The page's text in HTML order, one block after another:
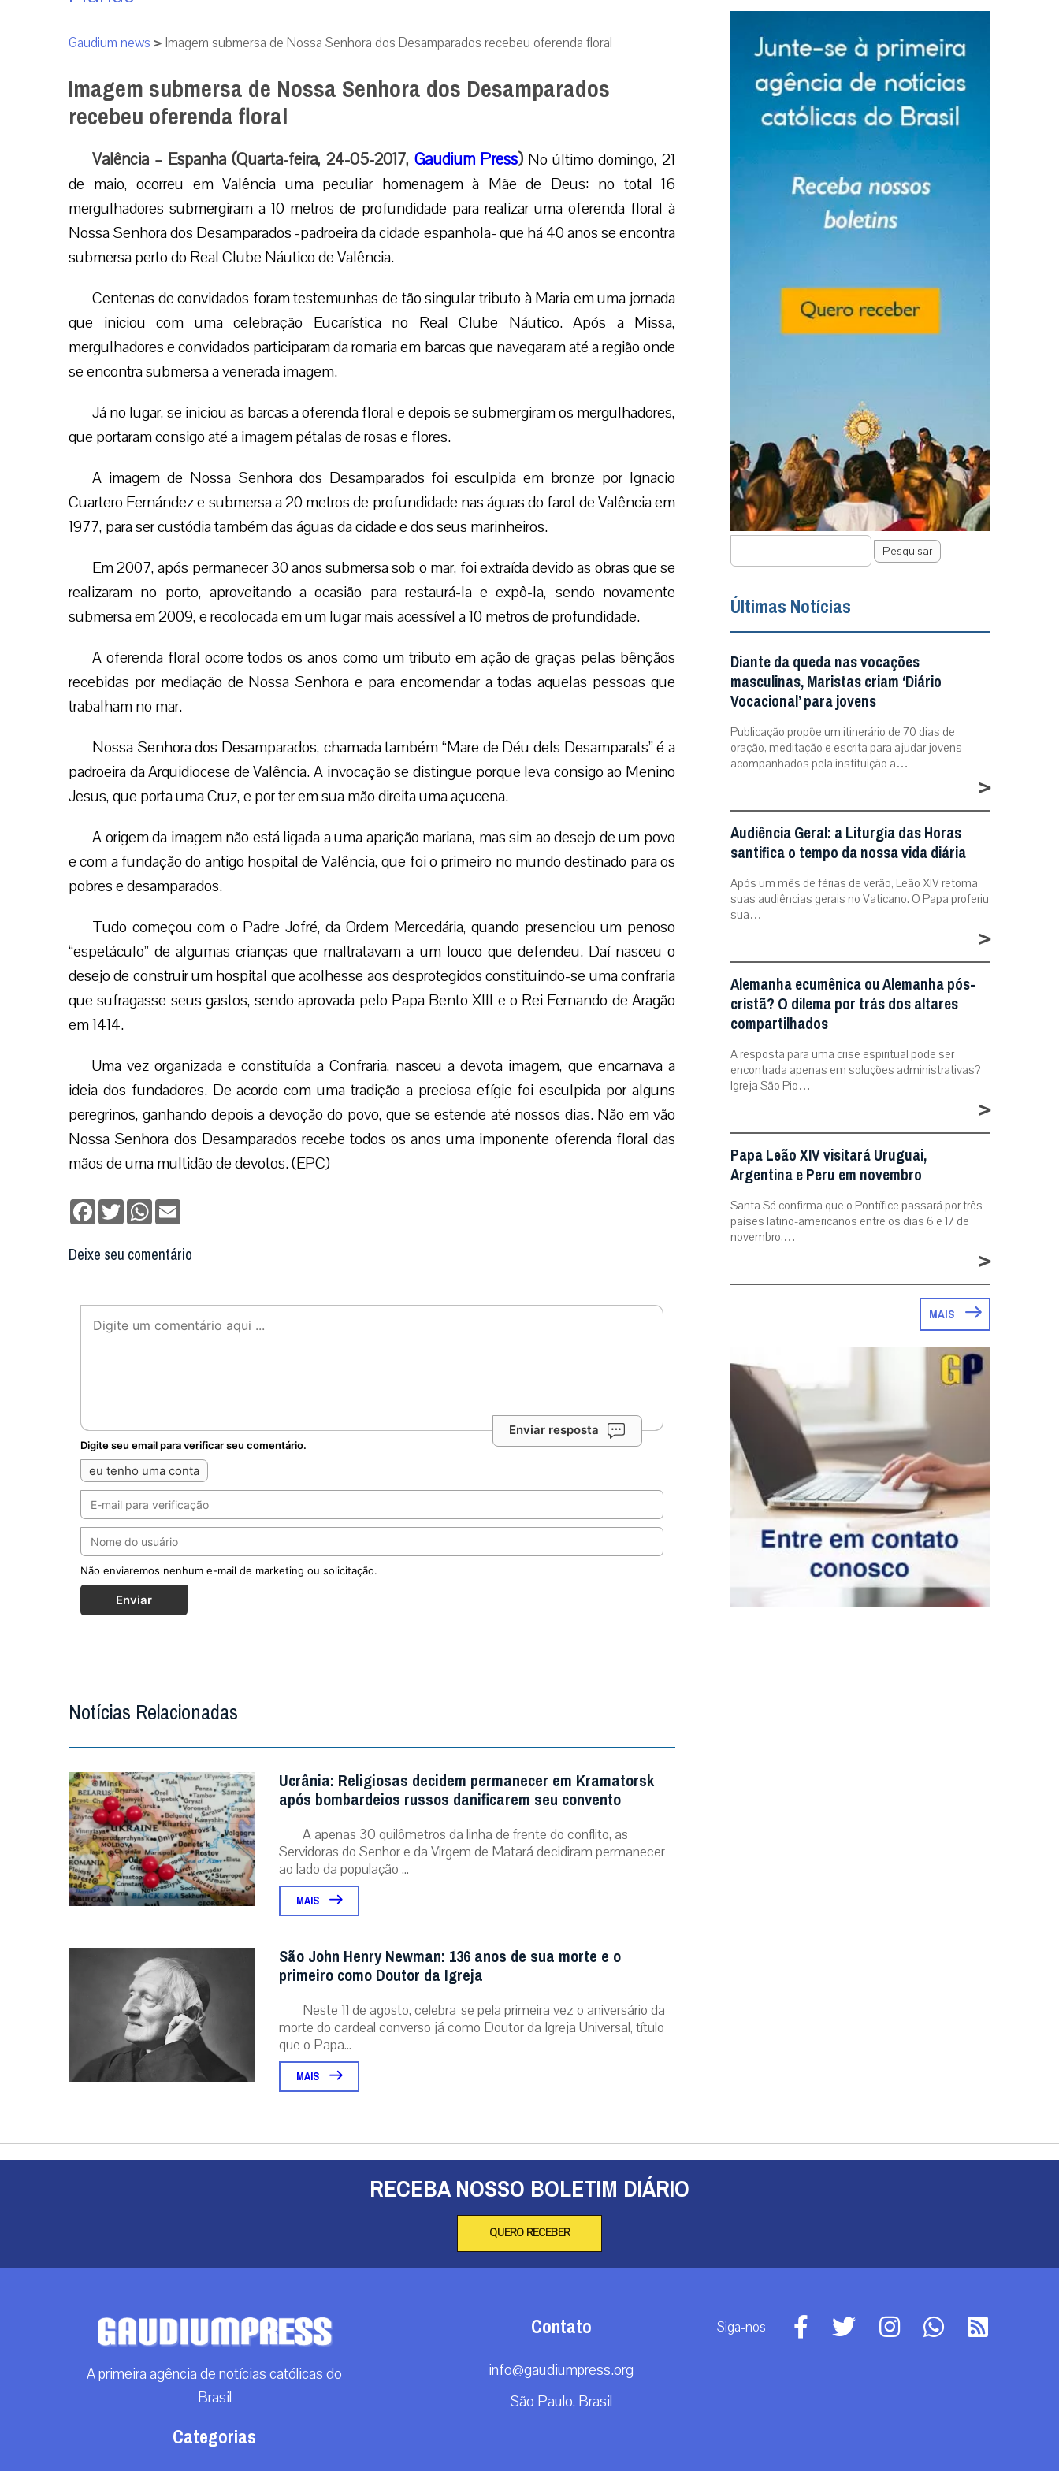
Gaudium news > Imagem submersa de Nossa Senhora dos Desamparados recebeu oferenda floral
Imagem submersa de Nossa Senhora dos Desamparados
recebeu oferenda floral
Valência – Espanha (Quarta-feira, 24-05-2017, Gaudium Press) No último domingo, 21
de maio, ocorreu em Valência uma peculiar homenagem à Mãe de Deus: no total 16
mergulhadores submergiram a 10 metros de profundidade para realizar uma oferenda floral à
Nossa Senhora dos Desamparados -padroeira da cidade espanhola- que há 40 anos se encontra
submersa perto do Real Clube Náutico de Valência.
Centenas de convidados foram testemunhas de tão singular tributo à Maria em uma jornada
que iniciou com uma celebração Eucarística no Real Clube Náutico. Após a Missa,
mergulhadores e convidados participaram da romaria em barcas que navegaram até a região onde
se encontra submersa a venerada imagem.
Já no lugar, se iniciou as barcas a oferenda floral e depois se submergiram os mergulhadores,
que portaram consigo até a imagem pétalas de rosas e flores.
A imagem de Nossa Senhora dos Desamparados foi esculpida em bronze por Ignacio
Cuartero Fernández e submersa a 20 metros de profundidade nas águas do farol de Valência em
1977, para ser custódia também das águas da cidade e dos seus marinheiros.
Em 2007, após permanecer 30 anos submersa sob o mar, foi extraída devido as obras que se
realizaram no porto, aproveitando a ocasião para restaurá-la e expô-la, sendo novamente
submersa em 2009, e recolocada em um lugar mais acessível a 10 metros de profundidade.
A oferenda floral ocorre todos os anos como um tributo em ação de graças pelas bênçãos
recebidas por mediação de Nossa Senhora e para encomendar a todas aquelas pessoas que
trabalham no mar.
Nossa Senhora dos Desamparados, chamada também “Mare de Déu dels Desamparats” é a
padroeira da Arquidiocese de Valência. A invocação se distingue porque leva consigo ao Menino
Jesus, que porta uma Cruz, e por ter em sua mão direita uma açucena.
A origem da imagem não está ligada a uma aparição mariana, mas sim ao desejo de um povo
e com a fundação do antigo hospital de Valência, que foi o primeiro no mundo destinado para os
pobres e desamparados.
Tudo começou com o Padre Jofré, da Ordem Mercedária, quando presenciou um penoso
“espetáculo” de algumas crianças que maltratavam a um louco que defendeu. Daí nasceu o
desejo de construir um hospital que acolhesse aos desprotegidos constituindo-se uma confraria
que sufragasse seus gastos, sendo aprovada pelo Papa Bento XIII e o Rei Fernando de Aragão
em 1414.
Uma vez organizada e constituída a Confraria, nasceu a devota imagem, que encarnava a
ideia dos fundadores. De acordo com uma tradição a preciosa efígie foi esculpida por alguns
peregrinos, ganhando depois a devoção do povo, que se estende até nossos dias. Não em vão
Nossa Senhora dos Desamparados recebe todos os anos uma imponente oferenda floral das
mãos de uma multidão de devotos. (EPC)
Facebook
TwitterWhatsApp
Deixe seu comentário
Enviar resposta
Digite seu email para verificar seu comentário.
eu tenho uma conta
Não enviaremos nenhum e-mail de marketing ou solicitação.
Enviar
Notícias Relacionadas
Ucrânia: Religiosas decidem permanecer em Kramatorsk
após bombardeios russos danificarem seu convento
A apenas 30 quilômetros da linha de frente do conflito, as
Servidoras do Senhor e da Virgem de Matará decidiram permanecer
ao lado da população ...
MAIS
São John Henry Newman: 136 anos de sua morte e o
primeiro como Doutor da Igreja
Neste 11 de agosto, celebra-se pela primeira vez o aniversário da
morte do cardeal converso já como Doutor da Igreja Universal, título
que o Papa...
MAIS
Pesquisar
Últimas Notícias
Diante da queda nas vocações
masculinas, Maristas criam ‘Diário
Vocacional’ para jovens
Publicação propõe um itinerário de 70 dias de
oração, meditação e escrita para ajudar jovens
acompanhados pela instituição a…
>
Audiência Geral: a Liturgia das Horas
santifica o tempo da nossa vida diária
Após um mês de férias de verão, Leão XIV retoma
suas audiências gerais no Vaticano. O Papa proferiu
sua…
>
Alemanha ecumênica ou Alemanha pós-
cristã? O dilema por trás dos altares
compartilhados
A resposta para uma crise espiritual pode ser
encontrada apenas em soluções administrativas?
Igreja São Pio…
>
Papa Leão XIV visitará Uruguai,
Argentina e Peru em novembro
Santa Sé confirma que o Pontífice passará por três
países latino-americanos entre os dias 6 e 17 de
novembro,…
>
MAIS
RECEBA NOSSO BOLETIM DIÁRIO
QUERO RECEBER
A primeira agência de notícias católicas do
Brasil
Categorias
Contato
info@gaudiumpress.org
São Paulo, Brasil
Siga-nos